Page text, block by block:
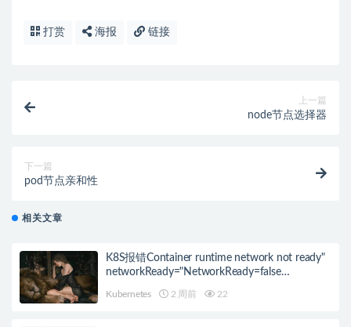
打赏 海报 链接
上一篇
node节点选择器
下一篇
pod节点亲和性
相关文章
K8S报错Container runtime network not ready"
networkReady="NetworkReady=false
Kubernetes 2 周前 22